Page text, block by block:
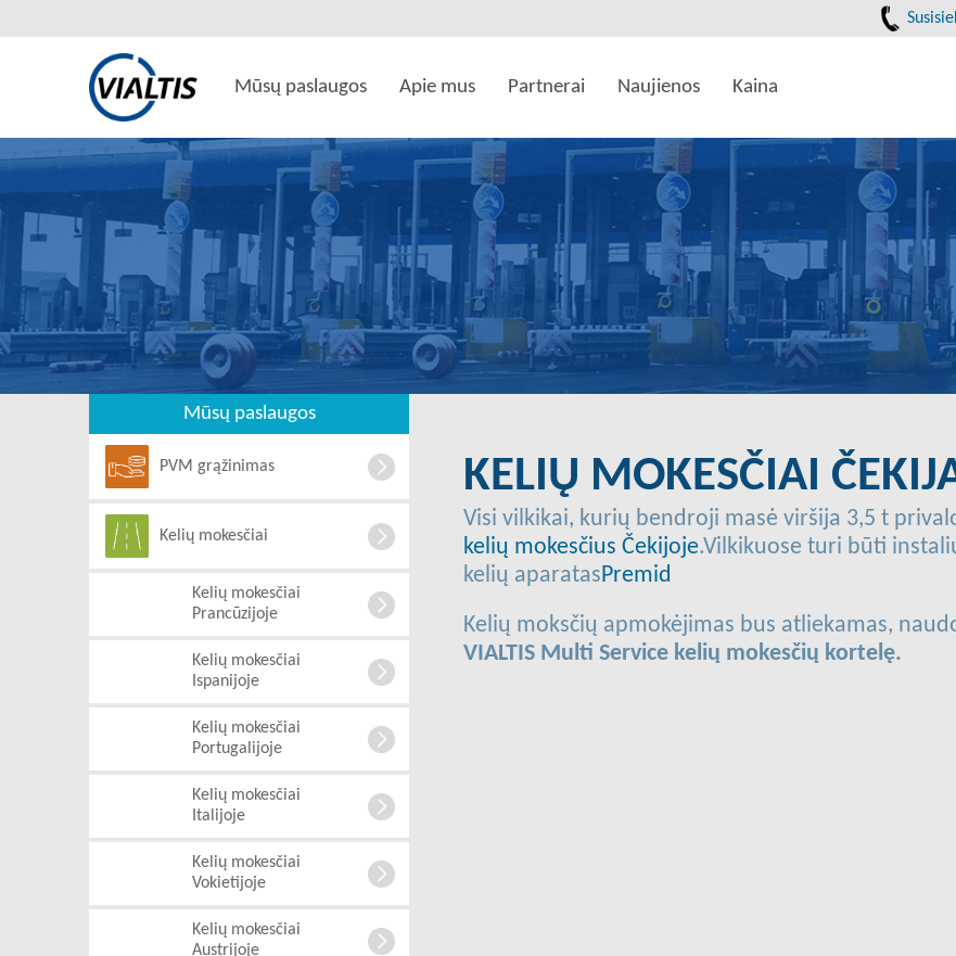
Mūsų paslaugos Apie mus Partnerai Naujienos Kaina
Mūsų paslaugos
PVM grąžinimas
Kelių mokesčiai
Kelių mokesčiai
Prancūzijoje
Kelių mokesčiai
Ispanijoje
Kelių mokesčiai
Portugalijoje
Kelių mokesčiai
Italijoje
Kelių mokesčiai
Vokietijoje
Kelių mokesčiai
Austrijoje
KELIŲ MOKESČIAI
Visi vilkikai, kurių bendroji masė viršija 3,5 t
kelių mokesčius Čekijoje.Vilkikuose turi būti
kelių aparatasPremid
Kelių moksčių apmokėjimas bus atliekamas,
VIALTIS Multi Service kelių mokesčių kortelę.